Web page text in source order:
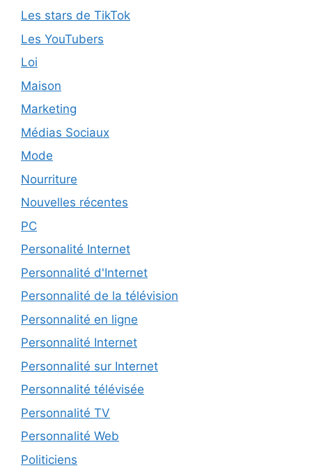
Les stars de TikTok
Les YouTubers
Loi
Maison
Marketing
Médias Sociaux
Mode
Nourriture
Nouvelles récentes
PC
Personalité Internet
Personnalité d'Internet
Personnalité de la télévision
Personnalité en ligne
Personnalité Internet
Personnalité sur Internet
Personnalité télévisée
Personnalité TV
Personnalité Web
Politiciens